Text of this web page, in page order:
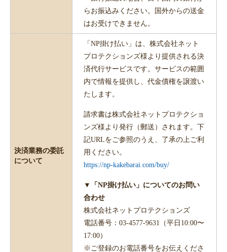
らお振込みください。国外からの送金
はお受けできません。
決済業務の委託
について
「NP掛け払い」は、株式会社ネット
プロテクションズ様より提供される決
済代行サービスです。サービスの範囲
内で情報を提供し、代金債権を譲渡い
たします。
請求書は株式会社ネットプロテクショ
ンズ様より発行（郵送）されます。下
記URLをご参照のうえ、了承の上ご利
用ください。
https://np-kakebarai.com/buy/
▼「NP掛け払い」についてのお問い
合わせ
株式会社ネットプロテクションズ
電話番号：03-4577-9631（平日10:00〜
17:00）
※ご登録のお電話番号をお伝えくださ